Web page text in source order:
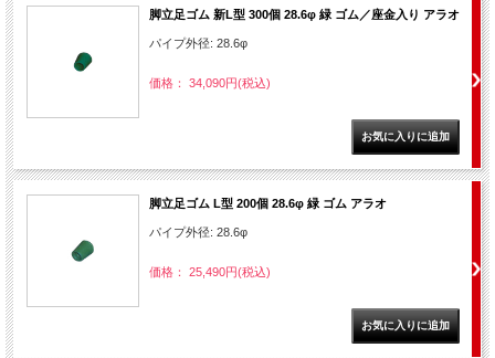
脚立足ゴム 新L型 300個 28.6φ 緑 ゴム／座金入り アラオ
パイプ外径: 28.6φ
価格： 34,090円(税込)
脚立足ゴム L型 200個 28.6φ 緑 ゴム アラオ
パイプ外径: 28.6φ
価格： 25,490円(税込)